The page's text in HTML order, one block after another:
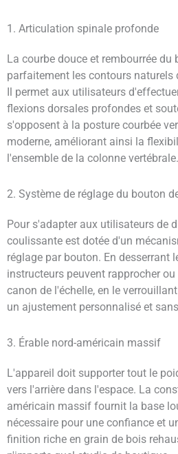
1. Articulation spinale profonde
La courbe douce et rembourrée du
parfaitement les contours naturels
Il permet aux utilisateurs
flexions dorsales profondes et
s'opposent à la posture courbée
moderne, améliorant ainsi la
l'ensemble de la colonne vertébrale.
2. Système de réglage du bouton
Pour s'adapter aux utilisateurs de
coulissante est dotée d'un
réglage par bouton. En desserrant
instructeurs peuvent rapprocher
canon de l'échelle, en le
un ajustement personnalisé et
3. Érable nord-américain massif
L'appareil doit supporter tout le
vers l'arrière dans l'espace. La
américain massif fournit la base
nécessaire pour une confiance et
finition riche en grain de bois